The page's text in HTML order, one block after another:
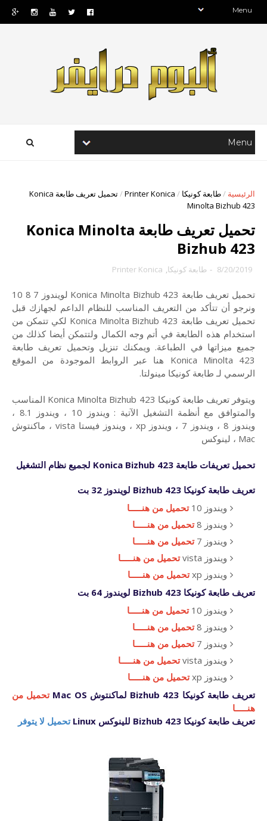
الرئيسية /طابعة كونيكا /
Printer Konica
/
تحميل تعريف طابعة Konica
Minolta Bizhub 423
تحميل تعريف طابعة Konica Minolta
Bizhub 423
8/20/2019
- طابعة كونيكا,
Printer Konica
تحميل تعريف طابعة Konica Minolta Bizhub 423 لويندوز 7 8 10
ونرجو أن تتأكد من التعريف المناسب للنظام الداعم لجهازك قبل
تحميل تعريف طابعة Konica Minolta Bizhub 423 لكي تتمكن من
استخدام هذه الطابعة في أتم وجه الكمال ولتتمكن أيضا كذلك من
جميع ميزاتها في الطباعة. ويمكنك تنزيل وتحميل تعريف طابعة
Konica Minolta 423 هنا عبر الروابط الموجودة من الموقع
الرسمي لـ طابعة كونيكا مينولتا.
ويتوفر تعريف طابعة كونيكا Konica Minolta Bizhub 423 المناسب
والمتوافق مع أنظمة التشغيل الآتية : ويندوز 10 ، ويندوز 8.1 ،
ويندوز 8 ، ويندوز 7 ، ويندوز xp ، ويندوز فيستا vista ، ماكنتوش
Mac ، لينوكس
تحميل تعريفات طابعة Konica Bizhub 423 لجميع نظام التشغيل
تعريف طابعة كونيكا Bizhub 423 لويندوز 32 بت
ويندوز 10
تحميل من هنـــــا
ويندوز 8
تحميل من هنـــــا
ويندوز 7
تحميل من هنـــــا
ويندوز vista
تحميل من هنـــــا
ويندوز xp
تحميل من هنـــــا
تعريف طابعة كونيكا Bizhub 423 لويندوز 64 بت
ويندوز 10
تحميل من هنـــــا
ويندوز 8
تحميل من هنـــــا
ويندوز 7
تحميل من هنـــــا
ويندوز vista
تحميل من هنـــــا
ويندوز xp
تحميل من هنـــــا
تعريف طابعة كونيكا Bizhub 423 لماكنتوش Mac OS
تحميل من
هنـــــا
تعريف طابعة كونيكا Bizhub 423 للينوكس Linux تحميل لا يتوفر